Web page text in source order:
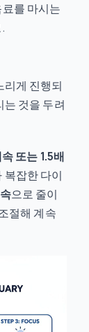
를 마시는
게 진행되
것을 두려
또는 1.5배
잡한 다이
으로 줄이
절해 계속